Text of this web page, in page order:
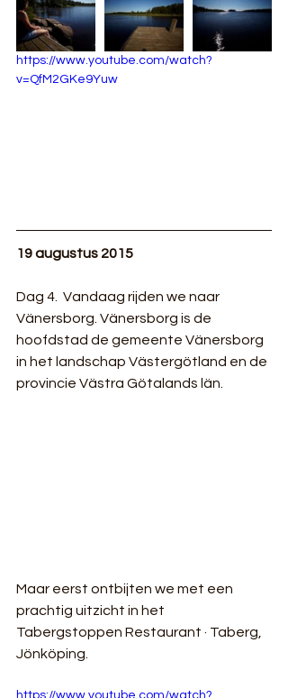
https://www.youtube.com/watch?
v=QfM2GKe9Yuw
19 augustus 2015
Dag 4.  Vandaag rijden we naar
Vänersborg. Vänersborg is de
hoofdstad de gemeente Vänersborg
in het landschap Västergötland en de
provincie Västra Götalands län.
Maar eerst ontbijten we met een
prachtig uitzicht in het
Tabergstoppen Restaurant · Taberg,
Jönköping.
https://www.youtube.com/watch?